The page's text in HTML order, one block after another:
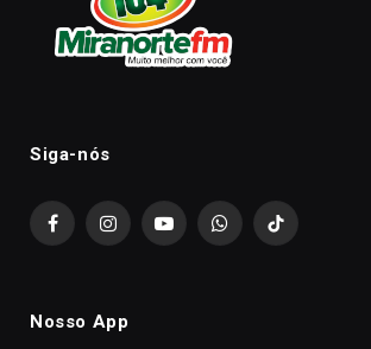
Siga-nós
FacebookInstagramYouTubeWhatsAppTikTok
Nosso App